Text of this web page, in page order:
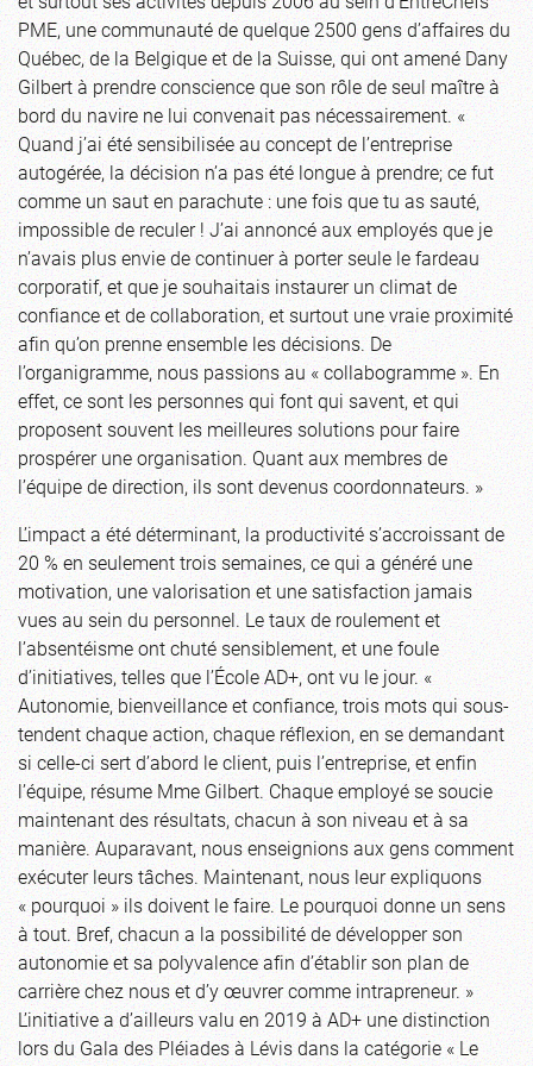
PME, une communauté de quelque 2500 gens d’affaires du
Québec, de la Belgique et de la Suisse, qui ont amené Dany
Gilbert à prendre conscience que son rôle de seul maître à
bord du navire ne lui convenait pas nécessairement. «
Quand j’ai été sensibilisée au concept de l’entreprise
autogérée, la décision n’a pas été longue à prendre; ce fut
comme un saut en parachute : une fois que tu as sauté,
impossible de reculer ! J’ai annoncé aux employés que je
n’avais plus envie de continuer à porter seule le fardeau
corporatif, et que je souhaitais instaurer un climat de
confiance et de collaboration, et surtout une vraie proximité
afin qu’on prenne ensemble les décisions. De
l’organigramme, nous passions au « collabogramme ». En
effet, ce sont les personnes qui font qui savent, et qui
proposent souvent les meilleures solutions pour faire
prospérer une organisation. Quant aux membres de
l’équipe de direction, ils sont devenus coordonnateurs. »
L’impact a été déterminant, la productivité s’accroissant de
20 % en seulement trois semaines, ce qui a généré une
motivation, une valorisation et une satisfaction jamais
vues au sein du personnel. Le taux de roulement et
l’absentéisme ont chuté sensiblement, et une foule
d’initiatives, telles que l’École AD+, ont vu le jour. «
Autonomie, bienveillance et confiance, trois mots qui sous-
tendent chaque action, chaque réflexion, en se demandant
si celle-ci sert d’abord le client, puis l’entreprise, et enfin
l’équipe, résume Mme Gilbert. Chaque employé se soucie
maintenant des résultats, chacun à son niveau et à sa
manière. Auparavant, nous enseignions aux gens comment
exécuter leurs tâches. Maintenant, nous leur expliquons
« pourquoi » ils doivent le faire. Le pourquoi donne un sens
à tout. Bref, chacun a la possibilité de développer son
autonomie et sa polyvalence afin d’établir son plan de
carrière chez nous et d’y œuvrer comme intrapreneur. »
L’initiative a d’ailleurs valu en 2019 à AD+ une distinction
lors du Gala des Pléiades à Lévis dans la catégorie « Le